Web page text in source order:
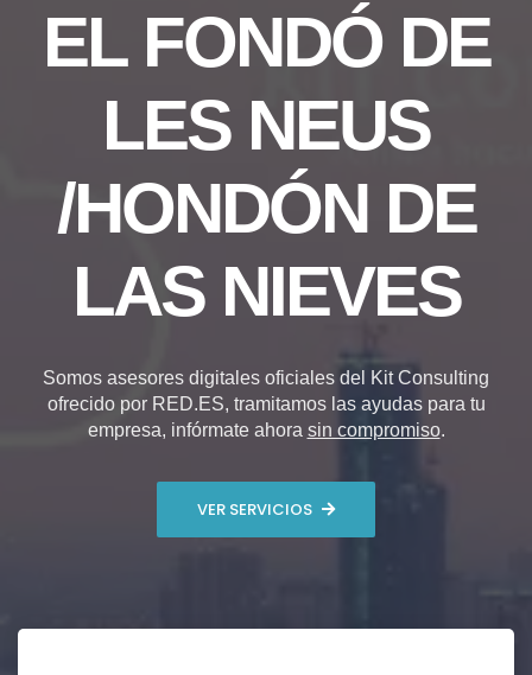
EL FONDÓ DE
LES NEUS
/HONDÓN DE
LAS NIEVES
Somos asesores digitales oficiales del Kit Consulting
ofrecido por RED.ES, tramitamos las ayudas para tu
empresa, infórmate ahora sin compromiso.
VER SERVICIOS